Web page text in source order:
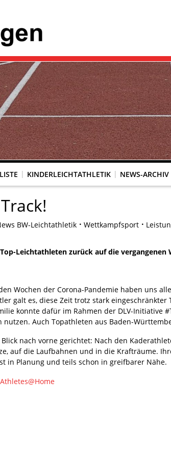
KINDERLEICHTATHLETIK NEWS-ARCHIV
BW-Leichtathletik Wettkampfsport
Leichtathleten zurück auf die vergangenen
Wochen der Corona-Pandemie haben uns
galt es, diese Zeit trotz stark
konnte dafür im Rahmen der DLV-Initiative
nutzen. Auch Topathleten aus Baden-
nach vorne gerichtet: Nach den
auf die Laufbahnen und in die Krafträume.
in Planung und teils schon in greifbarer Nähe.